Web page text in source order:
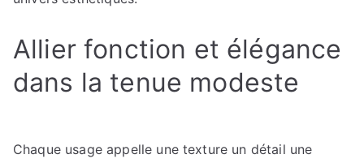
Allier fonction et élégance
dans la tenue modeste
Chaque usage appelle une texture un détail une